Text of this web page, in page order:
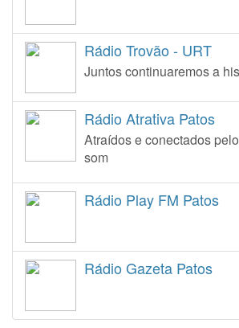
Rádio Trovão - URT
Juntos continuaremos a
Rádio Atrativa Patos
Atraídos e conectados
som
Rádio Play FM Patos
Rádio Gazeta Patos